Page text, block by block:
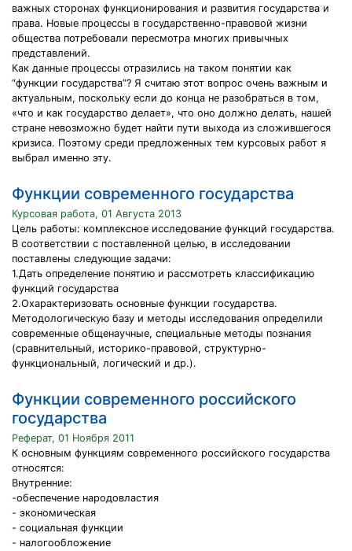
важных сторонах функционирования и развития государства и
права. Новые процессы в государственно-правовой жизни
общества потребовали пересмотра многих привычных
представлений.
Как данные процессы отразились на таком понятии как
“функции государства”? Я считаю этот вопрос очень важным и
актуальным, поскольку если до конца не разобраться в том,
«что и как государство делает», что оно должно делать, нашей
стране невозможно будет найти пути выхода из сложившегося
кризиса. Поэтому среди предложенных тем курсовых работ я
выбрал именно эту.
Функции современного государства
Курсовая работа, 01 Августа 2013
Цель работы: комплексное исследование функций государства.
В соответствии с поставленной целью, в исследовании
поставлены следующие задачи:
1.Дать определение понятию и рассмотреть классификацию
функций государства
2.Охарактеризовать основные функции государства.
Методологическую базу и методы исследования определили
современные общенаучные, специальные методы познания
(сравнительный, историко-правовой, структурно-
функциональный, логический и др.).
Функции современного российского
государства
Реферат, 01 Ноября 2011
К основным функциям современного российского государства
относятся:
Внутренние:
-обеспечение народовластия
- экономическая
- социальная функции
- налогообложение